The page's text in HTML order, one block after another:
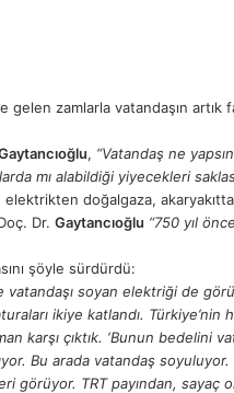
gelen zamlarla vatandaşın artık
, “Vatandaş ne
mı alabildiği yiyecekleri
doğalgaza,
Dr. Gaytancıoğlu “750 yıl
şöyle sürdürdü:
vatandaşı soyan elektriği de
ikiye katlandı. Türkiye’nin
karşı çıktık. ‘Bunun bedelini
Bu arada vatandaş soyuluyor.
görüyor. TRT payından, sayaç